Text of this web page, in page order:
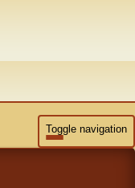
Toggle navigation